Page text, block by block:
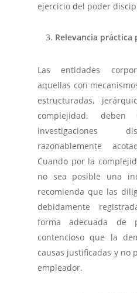
ejercicio del poder
Relevancia práctica
Las entidades
aquellas con
estructuradas,
complejidad,
investigaciones
razonablemente
Cuando por la
no sea posible una
recomienda que las
debidamente
forma adecuada de
contencioso que la
causas justificadas y no
empleador.